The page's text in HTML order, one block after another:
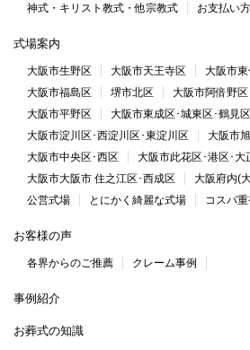
神式・キリスト教式・他宗教式
お支払い
式場案内
大阪市生野区 大阪市天王寺区 大阪市
大阪市福島区
堺市北区 大阪市阿倍野区
大阪市平野区
大阪市東成区･城東区･鶴見区
大阪市淀川区･西淀川区･東淀川区
大阪市
大阪市中央区･西区
大阪市此花区･港区･大
大阪市大阪市 住之江区･西成区
大阪府内(
公営式場
とにかく綺麗な式場 コスパ
お客様の声
各界からのご推薦 クレーム事例
事例紹介
お葬式の知識